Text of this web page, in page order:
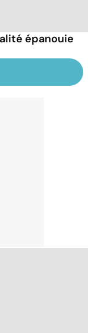
épanouie